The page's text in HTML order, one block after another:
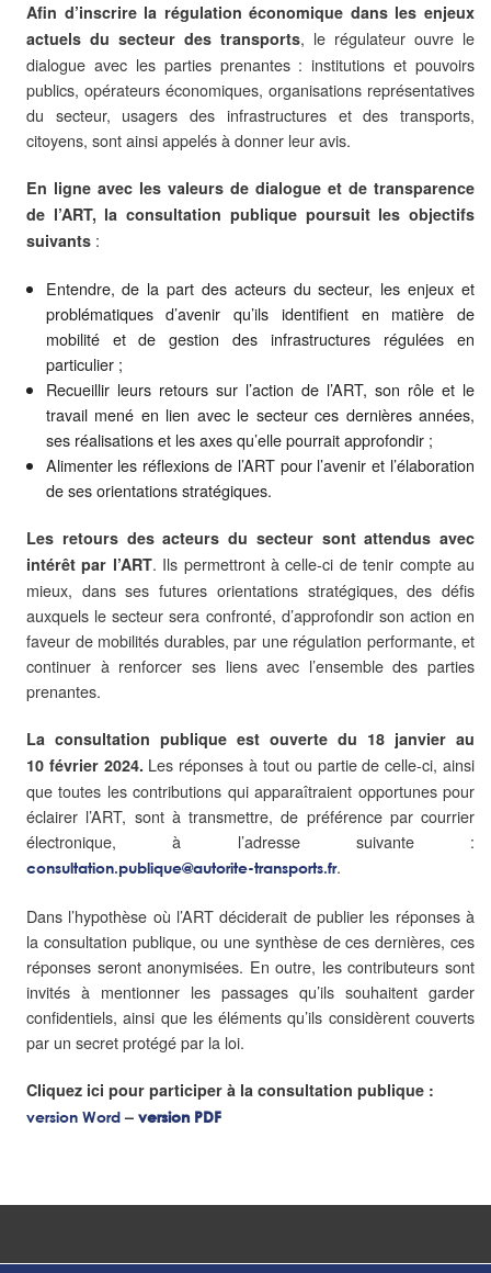
Afin d’inscrire la régulation économique dans les enjeux
actuels du secteur des transports, le régulateur ouvre le
dialogue avec les parties prenantes : institutions et pouvoirs
publics, opérateurs économiques, organisations représentatives
du secteur, usagers des infrastructures et des transports,
citoyens, sont ainsi appelés à donner leur avis.
En ligne avec les valeurs de dialogue et de transparence
de l’ART, la consultation publique poursuit les objectifs
suivants :
Entendre, de la part des acteurs du secteur, les enjeux et
problématiques d’avenir qu’ils identifient en matière de
mobilité et de gestion des infrastructures régulées en
particulier ;
Recueillir leurs retours sur l’action de l’ART, son rôle et le
travail mené en lien avec le secteur ces dernières années,
ses réalisations et les axes qu’elle pourrait approfondir ;
Alimenter les réflexions de l’ART pour l’avenir et l’élaboration
de ses orientations stratégiques.
Les retours des acteurs du secteur sont attendus avec
intérêt par l’ART. Ils permettront à celle‑ci de tenir compte au
mieux, dans ses futures orientations stratégiques, des défis
auxquels le secteur sera confronté, d’approfondir son action en
faveur de mobilités durables, par une régulation performante, et
continuer à renforcer ses liens avec l’ensemble des parties
prenantes.
La consultation publique est ouverte du 18 janvier au
10 février 2024. Les réponses à tout ou partie de celle-ci, ainsi
que toutes les contributions qui apparaîtraient opportunes pour
éclairer l’ART, sont à transmettre, de préférence par courrier
électronique, à l’adresse suivante :
consultation.publique@autorite-transports.fr.
Dans l’hypothèse où l’ART déciderait de publier les réponses à
la consultation publique, ou une synthèse de ces dernières, ces
réponses seront anonymisées. En outre, les contributeurs sont
invités à mentionner les passages qu’ils souhaitent garder
confidentiels, ainsi que les éléments qu’ils considèrent couverts
par un secret protégé par la loi.
Cliquez ici pour participer à la consultation publique :
version Word – version PDF